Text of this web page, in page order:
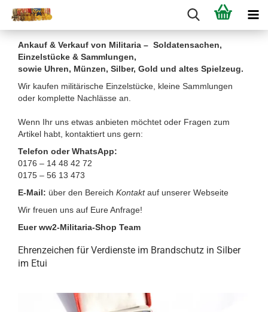
Ankauf & Verkauf von Militaria – Soldatensachen,
Einzelstücke & Sammlungen,
sowie Uhren, Münzen, Silber, Gold und altes Spielzeug.
Wir kaufen militärische Einzelstücke, kleine Sammlungen
oder komplette Nachlässe an.
Wenn Ihr uns etwas anbieten möchtet oder Fragen zum
Artikel habt, kontaktiert uns gern:
Telefon oder WhatsApp:
0176 – 14 48 42 72
0175 – 56 13 473
E-Mail: über den Bereich Kontakt auf unserer Webseite
Wir freuen uns auf Eure Anfrage!
Euer ww2-Militaria-Shop Team
Ehrenzeichen für Verdienste im Brandschutz in Silber
im Etui